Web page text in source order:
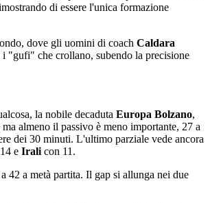
di essere l'unica formazione
dove gli uomini di coach Caldara
"gufi" che crollano, subendo la precisione
la nobile decaduta Europa Bolzano,
almeno il passivo è meno importante, 27 a
dei 30 minuti. L'ultimo parziale vede ancora
e Irali con 11.
42 a metà partita. Il gap si allunga nei due